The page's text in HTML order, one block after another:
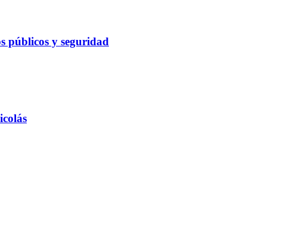
públicos y seguridad